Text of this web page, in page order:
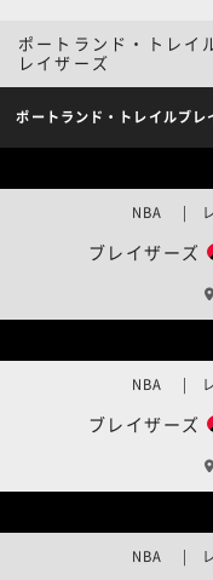
ポートランド・トレイ
レイザーズ
ポートランド・トレイルブレ
ブレイザーズ
NBA | レ
ブレイザーズ
NBA | レ
NBA | レ